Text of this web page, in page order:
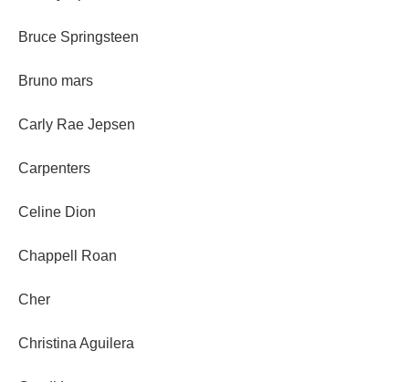
Bruce Springsteen
Bruno mars
Carly Rae Jepsen
Carpenters
Celine Dion
Chappell Roan
Cher
Christina Aguilera